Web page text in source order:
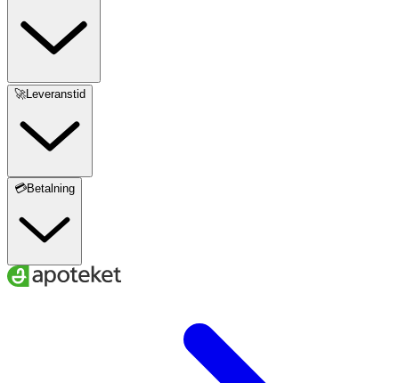
🚀Leveranstid
💳Betalning